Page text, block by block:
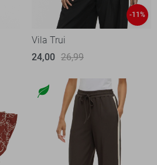
-11%
Vila Trui
24,00 26,99